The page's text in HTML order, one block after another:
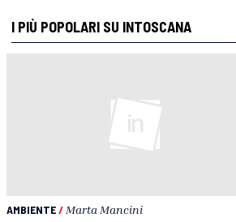
I PIÙ POPOLARI SU INTOSCANA
AMBIENTE/ Marta Mancini